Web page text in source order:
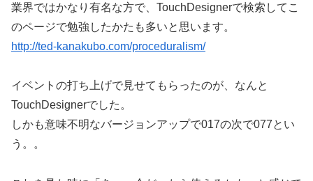
業界ではかなり有名な方で、TouchDesignerで検索してこ
のページで勉強したかたも多いと思います。
http://ted-kanakubo.com/proceduralism/
イベントの打ち上げで見せてもらったのが、なんと
TouchDesignerでした。
しかも意味不明なバージョンアップで017の次で077とい
う。。